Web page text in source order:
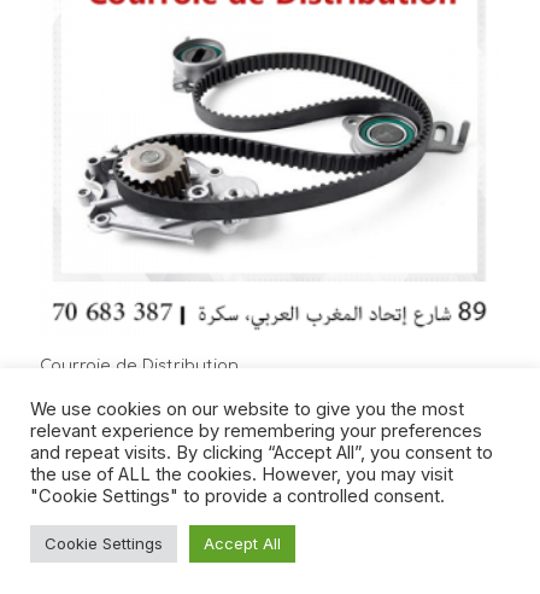
Courroie de Distribution
À partir de 8 dt jusqu’à 50dt ( Demandez votredevis en
ligne)
Livraison à domicile dans le secteur Tunis- Soukra –
Ariana – La Marsa
We use cookies on our website to give you the most
relevant experience by remembering your preferences
and repeat visits. By clicking “Accept All”, you consent to
the use of ALL the cookies. However, you may visit
"Cookie Settings" to provide a controlled consent.
Cookie Settings Accept All